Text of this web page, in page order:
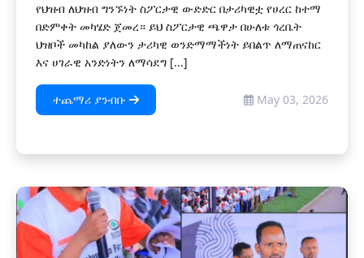
የህዝብ ለህዝብ ግንኙነት ስፖርታዊ ውድድር በታሪካዊቷ የሀረር ከተማ
በድምቀት መካሄድ ጀመረ። ይህ ስፖርታዊ ጫዋታ በሁለቱ ጎረቤት
ህዝቦች መካከል ያለውን ታሪካዊ ወንድማማችነት ይበልጥ ለማጠናከር
እና ሀገራዊ አንድነትን ለማሳደግ [...]
ተጨማሪ ያንብቡ May 03, 2026